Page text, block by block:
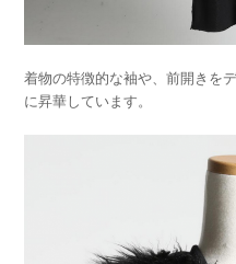
着物の特徴的な袖や、前開きを
に昇華しています。